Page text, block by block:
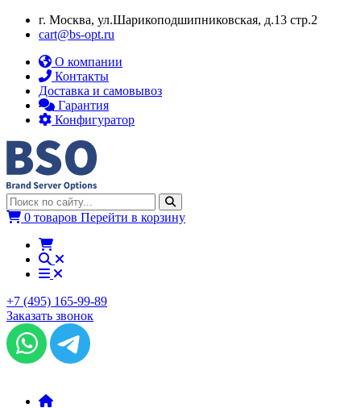
г. Москва, ул.​​Шарикоподшипниковская, д.13 стр.2
cart@bs-opt.ru
О компании
Контакты
Доставка и самовывоз
Гарантия
Конфигуратор
0 товаров Перейти в корзину
+7 (495) 165-99-89
Заказать звонок